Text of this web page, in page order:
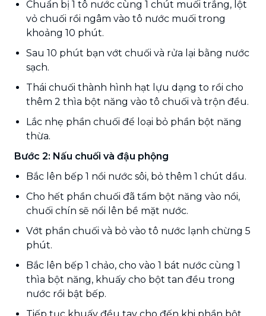
Chuẩn bị 1 tô nước cùng 1 chút muối trắng, lột
vỏ chuối rồi ngâm vào tô nước muối trong
khoảng 10 phút.
Sau 10 phút bạn vớt chuối và rửa lại bằng nước
sạch.
Thái chuối thành hình hạt lựu dạng to rồi cho
thêm 2 thìa bột năng vào tô chuối và trộn đều.
Lắc nhẹ phần chuối để loại bỏ phần bột năng
thừa.
Bước 2: Nấu chuối và đậu phộng
Bắc lên bếp 1 nồi nước sôi, bỏ thêm 1 chút dầu.
Cho hết phần chuối đã tẩm bột năng vào nồi,
chuối chín sẽ nổi lên bề mặt nước.
Vớt phần chuối và bỏ vào tô nước lạnh chừng 5
phút.
Bắc lên bếp 1 chảo, cho vào 1 bát nước cùng 1
thìa bột năng, khuấy cho bột tan đều trong
nước rồi bật bếp.
Tiếp tục khuấy đều tay cho đến khi phần bột